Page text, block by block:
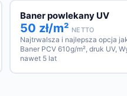
Baner powlekany UV
50 zł/m² NETTO
Najtrwalsza i najlepsza opcja
Baner PCV 610g/m², druk UV,
nawet 5 lat